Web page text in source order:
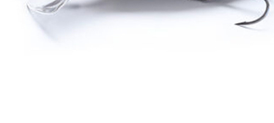
Zum Anfang der Bildergalerie springen